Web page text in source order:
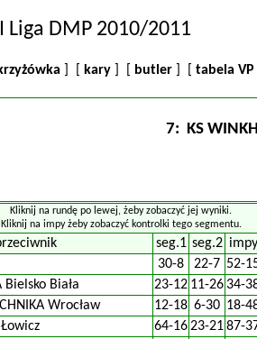
I Liga DMP 2010/2011
kary butler tabela VP
7: KS
Kliknij na rundę po lewej, żeby zobaczyć jej wyniki.
Kliknij na impy żeby zobaczyć kontrolki tego segmentu.
seg.1 seg.2 impy
30-8 22-7 52-
Bielsko Biała 23-12 11-26 34-
Wrocław 12-18 6-30 18-
Łowicz 64-1623-2187-